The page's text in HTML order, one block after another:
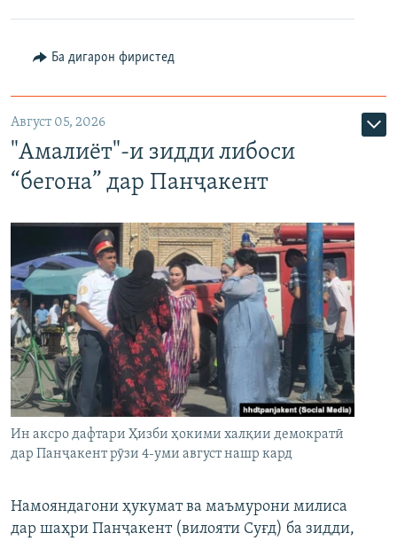
Ба дигарон фиристед
Август 05, 2026
"Амалиёт"-и зидди либоси
“бегона” дар Панҷакент
Ин аксро дафтари Ҳизби ҳокими халқии демократӣ
дар Панҷакент рӯзи 4-уми август нашр кард
Намояндагони ҳукумат ва маъмурони милиса
дар шаҳри Панҷакент (вилояти Суғд) ба зидди,